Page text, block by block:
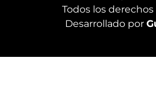
Todos los
Desarrollado por